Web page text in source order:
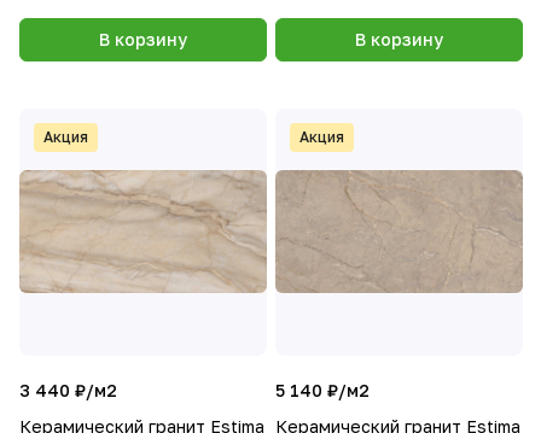
В корзину В корзину
Акция
3 440 ₽/м2
Керамический гранит Estima
Акция
5 140 ₽/м2
Керамический гранит Estima